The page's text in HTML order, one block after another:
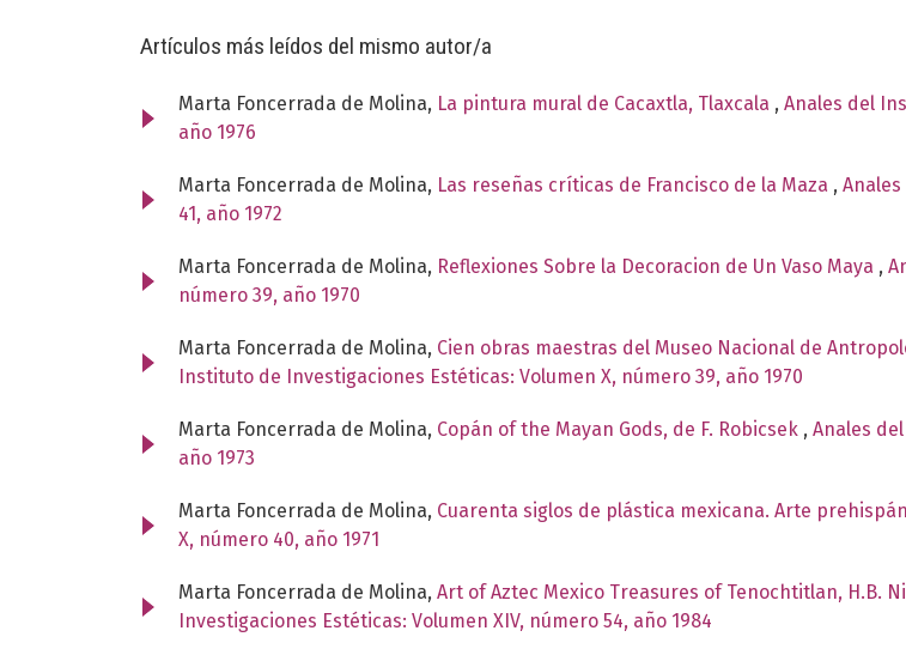
Artículos más leídos del mismo autor/a
Marta Foncerrada de Molina, La pintura mural de Cacaxtla, Tlaxcala , Anales del
año 1976
Marta Foncerrada de Molina, Las reseñas críticas de Francisco de la Maza ,
41, año 1972
Marta Foncerrada de Molina, Reflexiones Sobre la Decoracion de Un Vaso Maya ,
número 39, año 1970
Marta Foncerrada de Molina, Cien obras maestras del Museo Nacional de
Instituto de Investigaciones Estéticas: Volumen X, número 39, año 1970
Marta Foncerrada de Molina, Copán of the Mayan Gods, de F. Robicsek , Anales
año 1973
Marta Foncerrada de Molina, Cuarenta siglos de plástica mexicana. Arte
X, número 40, año 1971
Marta Foncerrada de Molina, Art of Aztec Mexico Treasures of Tenochtitlan, H.B.
Investigaciones Estéticas: Volumen XIV, número 54, año 1984